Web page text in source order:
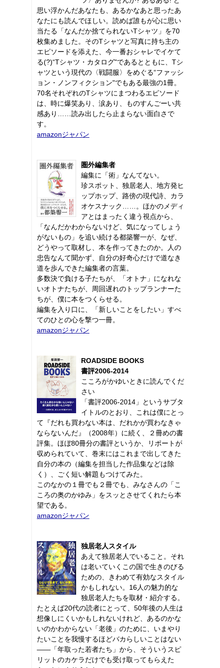
思い浮かんだあなたも、あるかなあと思ったあ
なたにも読んでほしい。読めば誰もが心に思い
当たる「なんだか捨てられないTシャツ」を70
枚集めました。そのTシャツと写真に持ち主の
エピソードを添えた、今一番おシャレでイケて
る(?)“Tシャツ・カタログ"であるとともに、Tシ
ャツという現代の〈戦闘服〉をめぐる“ファッシ
ョン・ノンフィクション"でもある最強の1冊。
70名それぞれのTシャツにまつわるエピソード
は、時に爆笑あり、涙あり、ものすんごーい共
感あり……読み出したら止まらない面白さで
す。
amazonジャパン
圏外編集者
編集に「術」なんてない。
珍スポット、独居老人、地方発ヒ
ップホップ、路傍の現代詩、カラ
オケスナック……。ほかのメディ
アとはまったく違う視点から、
「なんだかわからないけど、気になってしょう
がないもの」を追い続ける都築響一が、なぜ、
どうやって取材し、本を作ってきたのか。人の
忠告なんて聞かず、自分の好奇心だけで道なき
道を歩んできた編集者の言葉。
多数決で負ける子たちが、「オトナ」になれな
いオトナたちが、周回遅れのトップランナーた
ちが、僕に本をつくらせる。
編集を入り口に、「新しいことをしたい」すべ
てのひとの心を撃つ一冊。
amazonジャパン
ROADSIDE BOOKS
書評2006-2014
こころがかゆいときに読んでくだ
さい
「書評2006-2014」というサブタ
イトルのとおり、これは僕にとっ
て『だれも買わない本は、だれかが買わなきゃ
ならないんだ』（2008年）に続く、２冊めの書
評集。ほぼ80冊分の書評というか、リポートが
収められていて、巻末にはこれまで出してきた
自分の本の（編集を担当した作品集などは除
く）、ごく短い解題もつけてみた。
このなかの１冊でも２冊でも、みなさんの「こ
ころの奥のかゆみ」をスッとさせてくれたら本
望である。
amazonジャパン
独居老人スタイル
あえて独居老人でいること。それ
は老いていくこの国で生きのびる
ための、きわめて有効なスタイル
かもしれない。16人の魅力的な
独居老人たちを取材・紹介する。
たとえば20代の読者にとって、50年後の人生は
想像しにくいかもしれないけれど、あるのかな
いのかわからない「老後」のために、いまやり
たいことを我慢するほどバカらしいことはない
――「年取った若者たち」から、そういうスピ
リットのカケラだけでも受け取ってもらえた